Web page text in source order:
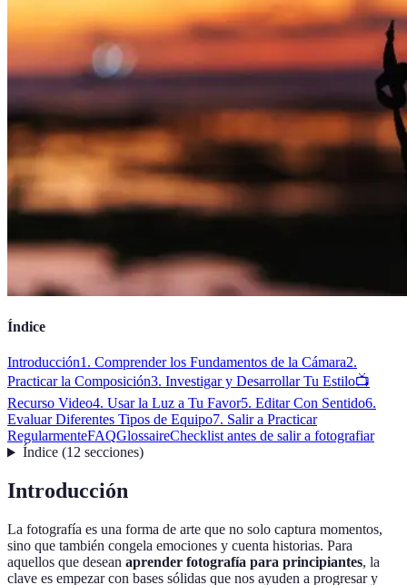
Índice
Introducción1. Comprender los Fundamentos de la Cámara2.
Practicar la Composición3. Investigar y Desarrollar Tu Estilo📺
Recurso Video4. Usar la Luz a Tu Favor5. Editar Con Sentido6.
Evaluar Diferentes Tipos de Equipo7. Salir a Practicar
RegularmenteFAQGlossaireChecklist antes de salir a fotografiar
Índice(12 secciones)
Introducción
La fotografía es una forma de arte que no solo captura momentos,
sino que también congela emociones y cuenta historias. Para
aquellos que desean aprender fotografía para principiantes, la
clave es empezar con bases sólidas que nos ayuden a progresar y